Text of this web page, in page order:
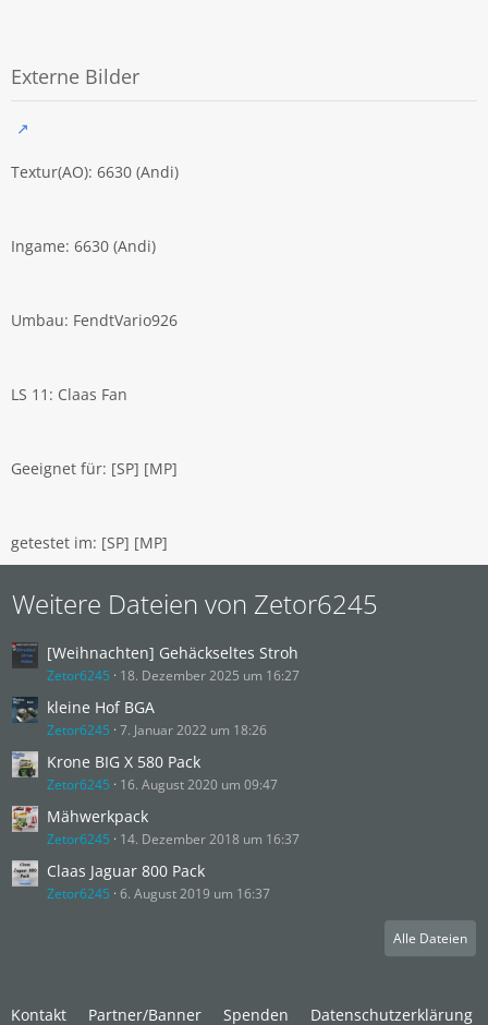
Externe Bilder
Textur(AO): 6630 (Andi)
Ingame: 6630 (Andi)
Umbau: FendtVario926
LS 11: Claas Fan
Geeignet für: [SP] [MP]
getestet im: [SP] [MP]
Weitere Dateien von Zetor6245
[Weihnachten] Gehäckseltes Stroh
Zetor6245 18. Dezember 2025 um 16:27
kleine Hof BGA
Zetor6245 7. Januar 2022 um 18:26
Krone BIG X 580 Pack
Zetor6245 16. August 2020 um 09:47
Mähwerkpack
Zetor6245 14. Dezember 2018 um 16:37
Claas Jaguar 800 Pack
Zetor6245 6. August 2019 um 16:37
Alle Dateien
Kontakt Partner/Banner Spenden Datenschutzerklärung